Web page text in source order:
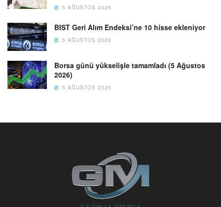
5 AĞUSTOS 2026
BIST Geri Alım Endeksi’ne 10 hisse ekleniyor
5 AĞUSTOS 2026
Borsa günü yükselişle tamamladı (5 Ağustos
2026)
5 AĞUSTOS 2026